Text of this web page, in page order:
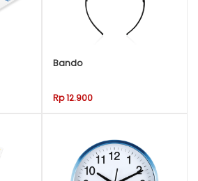
Bando
Rp 12.900